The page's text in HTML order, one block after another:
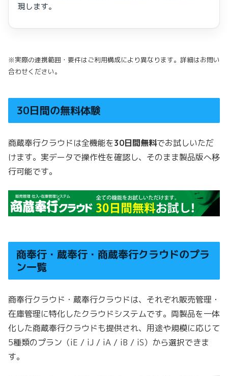
現します。
※実際の連携範囲・要件はご利用構成により異なります。詳細はお問い
合わせください。
30日間の無料体験
商蔵奉行クラウドは全機能を30日間無料でお試しいただ
けます。実データで操作性を確認し、そのまま製品版へ移
行可能です。
商奉行 ・蔵奉行 ・商蔵奉行クラウドのプラ
ン一覧
商奉行クラウド・蔵奉行クラウドは、それぞれ販売管理・
在庫管理に特化したクラウドシステムです。両製品を一体
化した商蔵奉行クラウドも提供され、用途や規模に応じて
5種類のプラン（iE / iJ / iA / iB / iS）から選択できま
す。